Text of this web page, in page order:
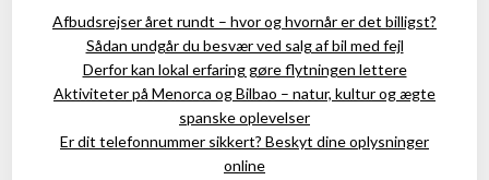
Afbudsrejser året rundt – hvor og hvornår er det billigst?
Sådan undgår du besvær ved salg af bil med fejl
Derfor kan lokal erfaring gøre flytningen lettere
Aktiviteter på Menorca og Bilbao – natur, kultur og ægte
spanske oplevelser
Er dit telefonnummer sikkert? Beskyt dine oplysninger
online